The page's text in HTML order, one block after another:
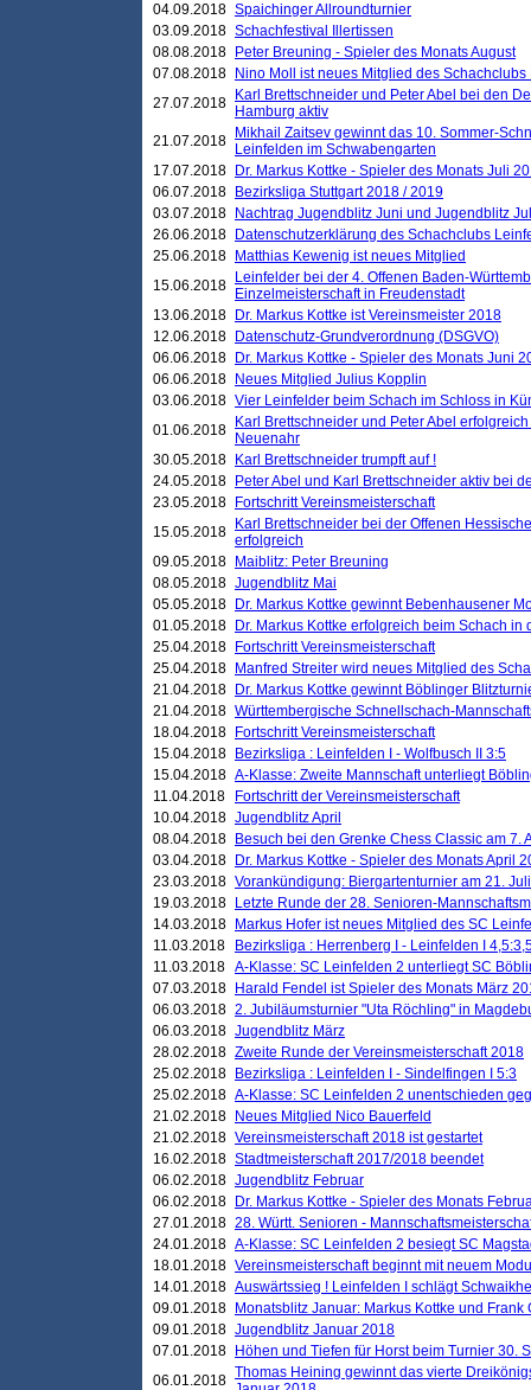
04.09.2018 Spaichinger Allroundturnier
03.09.2018 Schachfestival Illertissen
08.08.2018
Peter Breuning - Spieler des Monats August
07.08.2018
Nino Moll ist neues Mitglied des
27.07.2018
Karl Brettschneider und Peter Abel bei den
Hamburg aktiv
21.07.2018
Mikhail Zaitsev gewinnt das 10. Sommer-
Leinfelden im Schwabengarten
17.07.2018
Dr. Markus Kottke - Spieler des Monats Juli
06.07.2018
Bezirksliga Stuttgart 2018 / 2019
03.07.2018
Nachtrag Jugendblitz Juni und Jugendblitz
26.06.2018
Datenschutzerklärung des Schachclubs
25.06.2018
Matthias Kewenig ist neues Mitglied
15.06.2018
Leinfelder bei der 4. Offenen Baden-
Einzelmeisterschaft in Freudenstadt
13.06.2018
Dr. Markus Kottke ist Vereinsmeister 2018
12.06.2018
Datenschutz-Grundverordnung (DSGVO)
06.06.2018
Dr. Markus Kottke - Spieler des Monats Juni
06.06.2018
Neues Mitglied Julius Kopplin
03.06.2018 Vier Leinfelder beim Schach im Schloss in
01.06.2018
Karl Brettschneider und Peter Abel
Neuenahr
30.05.2018
Karl Brettschneider trumpft auf !
24.05.2018
Peter Abel und Karl Brettschneider aktiv bei
23.05.2018
Fortschritt Vereinsmeisterschaft
15.05.2018
Karl Brettschneider bei der Offenen
erfolgreich
09.05.2018
Maiblitz: Peter Breuning
08.05.2018 Jugendblitz Mai
05.05.2018
Dr. Markus Kottke gewinnt Bebenhausener
01.05.2018
Dr. Markus Kottke erfolgreich beim Schach
25.04.2018
Fortschritt Vereinsmeisterschaft
25.04.2018
Manfred Streiter wird neues Mitglied des
21.04.2018
Dr. Markus Kottke gewinnt Böblinger
21.04.2018 Württembergische Schnellschach-
18.04.2018
Fortschritt Vereinsmeisterschaft
15.04.2018
Bezirksliga : Leinfelden I - Wolfbusch II 3:5
15.04.2018 A-Klasse: Zweite Mannschaft unterliegt
11.04.2018
Fortschritt der Vereinsmeisterschaft
10.04.2018 Jugendblitz April
08.04.2018
Besuch bei den Grenke Chess Classic am 7.
03.04.2018
Dr. Markus Kottke - Spieler des Monats April
23.03.2018 Vorankündigung: Biergartenturnier am 21.
19.03.2018
Letzte Runde der 28. Senioren-
14.03.2018
Markus Hofer ist neues Mitglied des SC
11.03.2018
Bezirksliga : Herrenberg I - Leinfelden I
11.03.2018 A-Klasse: SC Leinfelden 2 unterliegt SC
07.03.2018
Harald Fendel ist Spieler des Monats März
06.03.2018 2. Jubiläumsturnier "Uta Röchling" in
06.03.2018 Jugendblitz März
28.02.2018 Zweite Runde der Vereinsmeisterschaft 2018
25.02.2018
Bezirksliga : Leinfelden I - Sindelfingen I 5:3
25.02.2018 A-Klasse: SC Leinfelden 2 unentschieden
21.02.2018
Neues Mitglied Nico Bauerfeld
21.02.2018 Vereinsmeisterschaft 2018 ist gestartet
16.02.2018 Stadtmeisterschaft 2017/2018 beendet
06.02.2018 Jugendblitz Februar
06.02.2018
Dr. Markus Kottke - Spieler des Monats
27.01.2018 28. Württ. Senioren -
24.01.2018 A-Klasse: SC Leinfelden 2 besiegt SC
18.01.2018 Vereinsmeisterschaft beginnt mit neuem
14.01.2018 Auswärtssieg ! Leinfelden I schlägt
09.01.2018
Monatsblitz Januar: Markus Kottke und
09.01.2018 Jugendblitz Januar 2018
07.01.2018
Höhen und Tiefen für Horst beim Turnier 30.
06.01.2018 Thomas Heining gewinnt das vierte